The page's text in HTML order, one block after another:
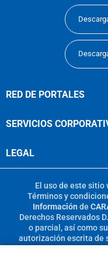
RED DE PORTALES
SERVICIOS
LEGAL
El uso de este
Términos y
Información de
Derechos Reservados
o parcial, así como
autorización escrita de